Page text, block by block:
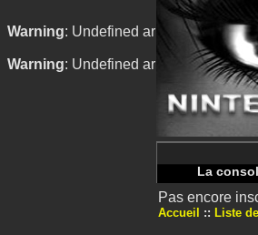
Warning: Undefined array key
Warning: Undefined array key
La
Pas encore
Accueil Liste